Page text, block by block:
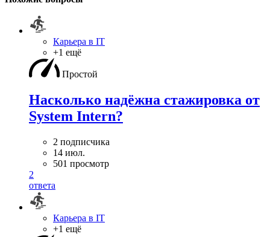
Карьера в IT
+1 ещё
Простой
Насколько надёжна стажировка от
System Intern?
2 подписчика
14 июл.
501 просмотр
2
ответа
Карьера в IT
+1 ещё